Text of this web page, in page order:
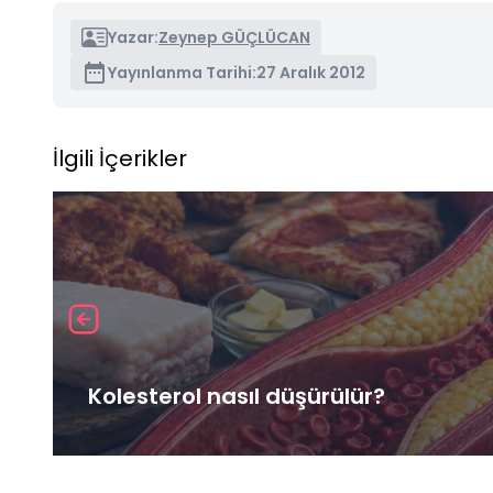
Yazar:Zeynep GÜÇLÜCAN
Yayınlanma Tarihi:27 Aralık 2012
İlgili İçerikler
Kolesterol nasıl düşürülür?